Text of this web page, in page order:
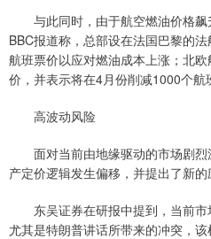
与此同时，由于航空燃油价格飙
BBC报道称，总部设在法国巴黎的
航班票价以应对燃油成本上涨；北
价，并表示将在4月份削减1000个航
高波动风险
面对当前由地缘驱动的市场剧烈
产定价逻辑发生偏移，并提出了新的
东吴证券在研报中提到，当前市
尤其是特朗普讲话所带来的冲突，